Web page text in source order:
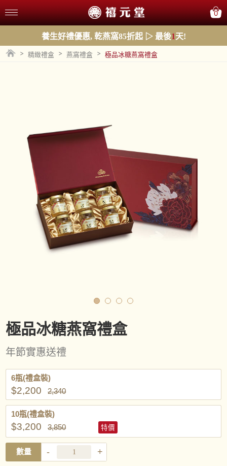
0
養生好禮優惠, 乾燕窩85折起 ▷ 最後1天!
> 精緻禮盒 > 燕窩禮盒 > 極品冰糖燕窩禮盒
極品冰糖燕窩禮盒
年節實惠送禮
6瓶(禮盒裝)
$2,200 2,340
10瓶(禮盒裝)
$3,200 3,850 特價
數量 - +